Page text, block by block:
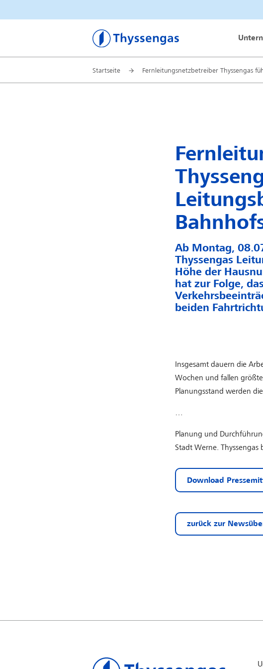
Thyssengas GmbH
Startseite Fernleitungsnetzbetreiber Thyssengas
Ab Montag,
Thyssengas
Höhe der
hat zur Folge,
beiden
Insgesamt dauern die
Wochen und fallen
Planungsstand werden
Planung und
Stadt Werne.
Download
zurück zur